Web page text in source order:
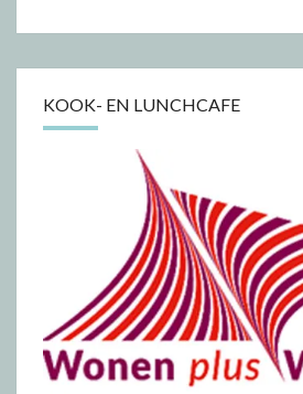
KOOK- EN LUNCHCAFE